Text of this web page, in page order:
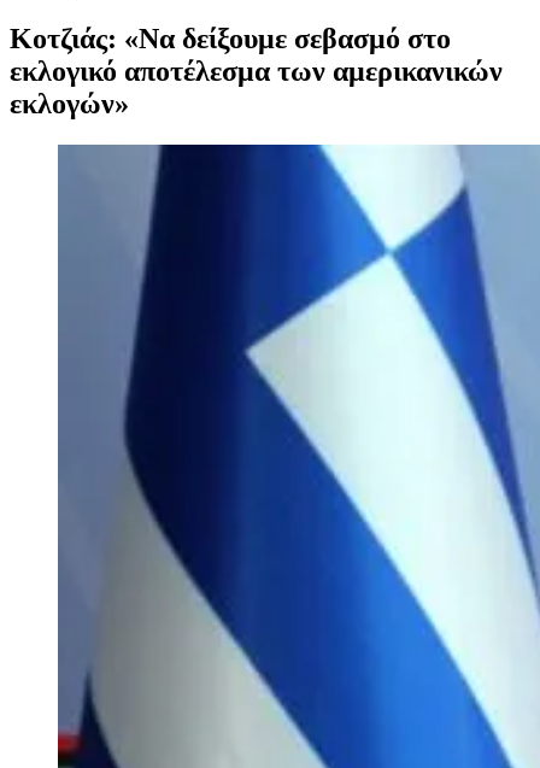
Κοτζιάς: «Να δείξουμε σεβασμό στο
εκλογικό αποτέλεσμα των αμερικανικών
εκλογών»